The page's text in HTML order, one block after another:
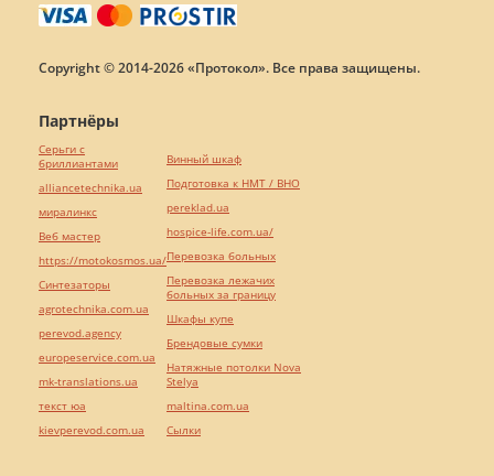
Copyright © 2014-2026 «Протокол». Все права защищены.
Партнёры
Серьги с
бриллиантами
alliancetechnika.ua
миралинкс
Веб мастер
https://motokosmos.ua/
Синтезаторы
agrotechnika.com.ua
perevod.agency
europeservice.com.ua
mk-translations.ua
текст юа
kievperevod.com.ua
Винный шкаф
Подготовка к НМТ / ВНО
pereklad.ua
hospice-life.com.ua/
Перевозка больных
Перевозка лежачих
больных за границу
Шкафы купе
Брендовые сумки
Натяжные потолки Nova
Stelya
maltina.com.ua
Cылки